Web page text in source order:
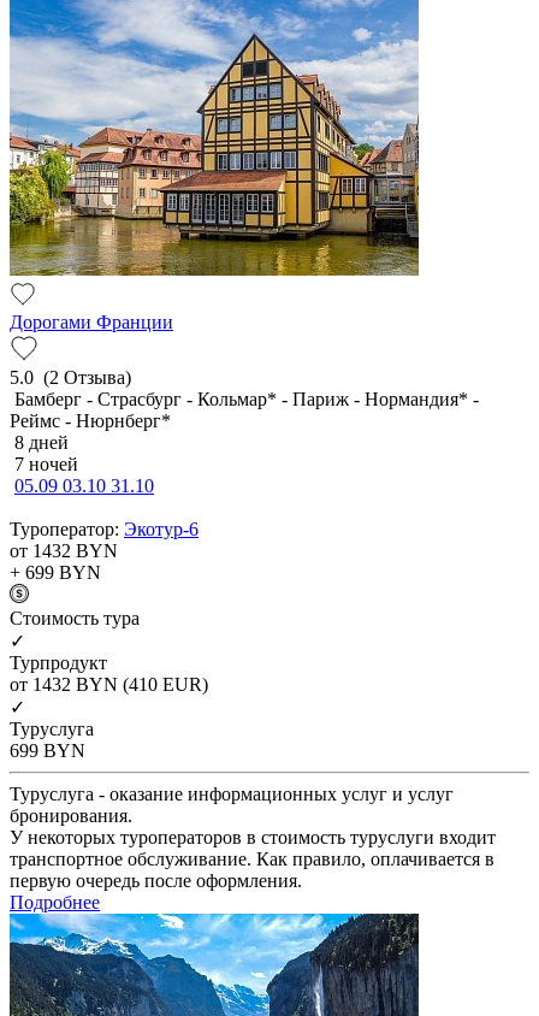
Дорогами Франции
5.0 (2 Отзыва)
Бамберг - Страсбург - Кольмар* - Париж - Нормандия* -
Реймс - Нюрнберг*
8 дней
7 ночей
05.09 03.10 31.10
Туроператор: Экотур-6
от 1432 BYN
+ 699 BYN
Cтоимость тура
✓
Турпродукт
от 1432 BYN (410 EUR)
✓
Туруслуга
699 BYN
Туруслуга - оказание информационных услуг и услуг
бронирования.
У некоторых туроператоров в стоимость туруслуги входит
транспортное обслуживание. Как правило, оплачивается в
первую очередь после оформления.
Подробнее